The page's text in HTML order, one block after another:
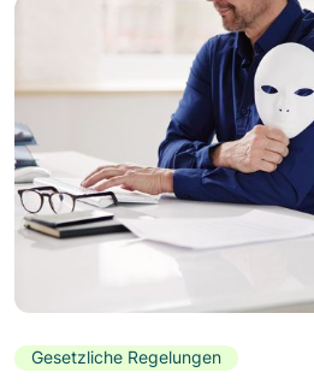
Gesetzliche Regelungen